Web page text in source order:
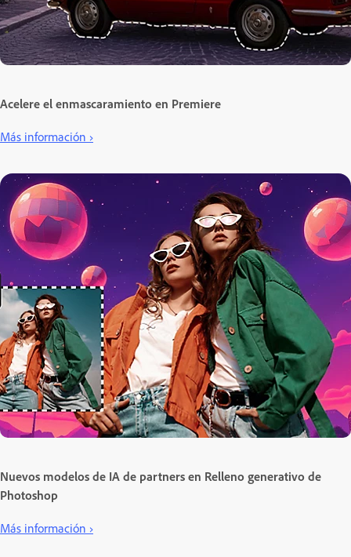
Acelere el enmascaramiento en Premiere
Más información ›
Nuevos modelos de IA de partners en Relleno generativo de
Photoshop
Más información ›